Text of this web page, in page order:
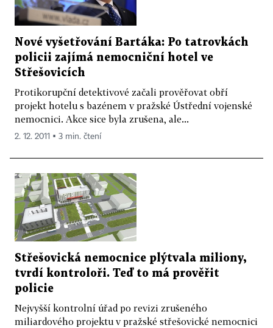
Nové vyšetřování Bartáka: Po tatrovkách
policii zajímá nemocniční hotel ve
Střešovicích
Protikorupční detektivové začali prověřovat obří
projekt hotelu s bazénem v pražské Ústřední vojenské
nemocnici. Akce sice byla zrušena, ale...
2. 12. 2011 ▪ 3 min. čtení
Střešovická nemocnice plýtvala miliony,
tvrdí kontroloři. Teď to má prověřit
policie
Nejvyšší kontrolní úřad po revizi zrušeného
miliardového projektu v pražské střešovické nemocnici